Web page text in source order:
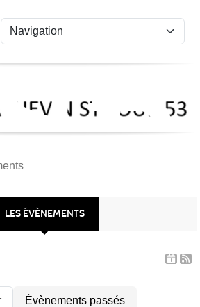
LES ÉVÈNEMENTS
Évènements passés
cookies